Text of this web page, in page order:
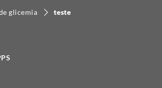
glicemia
teste